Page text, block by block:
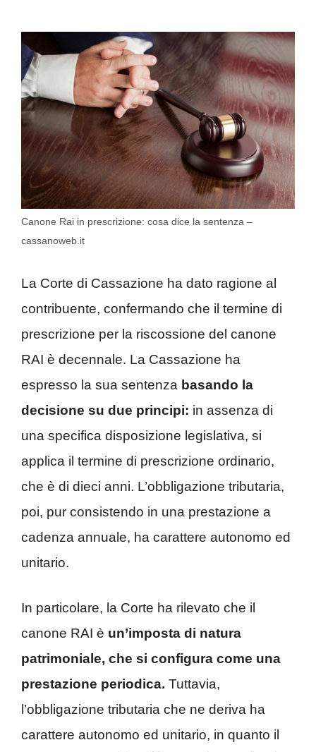
Canone Rai in prescrizione: cosa dice la sentenza –
cassanoweb.it
La Corte di Cassazione ha dato ragione al
contribuente, confermando che il termine di
prescrizione per la riscossione del canone
RAI è decennale. La Cassazione ha
espresso la sua sentenza basando la
decisione su due principi: in assenza di
una specifica disposizione legislativa, si
applica il termine di prescrizione ordinario,
che è di dieci anni. L’obbligazione tributaria,
poi, pur consistendo in una prestazione a
cadenza annuale, ha carattere autonomo ed
unitario.
In particolare, la Corte ha rilevato che il
canone RAI è un’imposta di natura
patrimoniale, che si configura come una
prestazione periodica. Tuttavia,
l’obbligazione tributaria che ne deriva ha
carattere autonomo ed unitario, in quanto il